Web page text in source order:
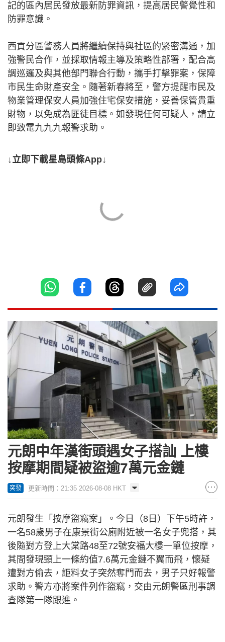
記的區內居民發放最新防罪資訊，提高居民警覺性和
防罪意識。
西貢分區警務人員將繼續保持與社區的緊密溝通，加
強警民合作，並採取情報主導及策略性部署，配合高
調巡邏及與其他部門聯合行動，攜手打擊罪案，保障
市民生命財產安全。隨著新春將至，警方提醒市民及
物業管理保安人員加強住宅保安措施，妥善保管貴重
財物，以免成為匪徒目標。如發現任何可疑人，請立
即致電九九九報警求助。
↓立即下載星島頭條App↓
元朗中年漢街頭遇女子搭訕 上樓
按摩期間疑被盜逾7萬元金鏈
突發 更新時間：21:35 2026-08-08 HKT
元朗發生「按摩盜竊案」。今日（8日）下午5時許，
一名58歲男子在康景街公廁附近被一名女子兜搭，其
後隨對方登上大棠路48至72號安福大樓一單位按摩，
其間發現頸上一條約值7.6萬元金鏈不翼而飛，懷疑
遭對方偷去，詎料女子突然奪門而去，男子只好報警
求助。警方亦將案件列作盜竊，交由元朗警區刑事調
查隊第一隊跟進。